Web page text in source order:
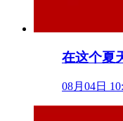
在这个夏
08月04日